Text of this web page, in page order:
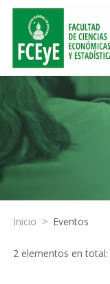
Inicio > Eventos
2 elementos en total: